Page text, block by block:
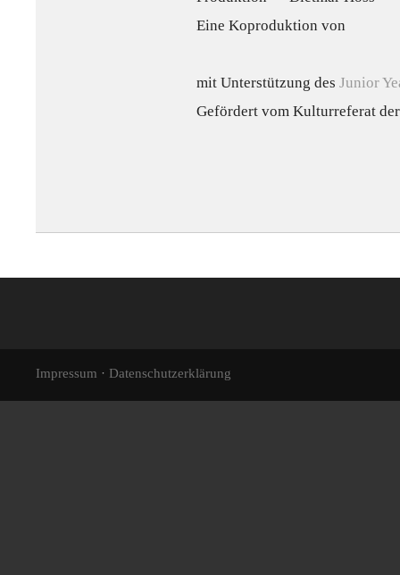
Eine Koproduktion von
mit Unterstützung des Junior
Gefördert vom Kulturreferat
Impressum · Datenschutzerklärung